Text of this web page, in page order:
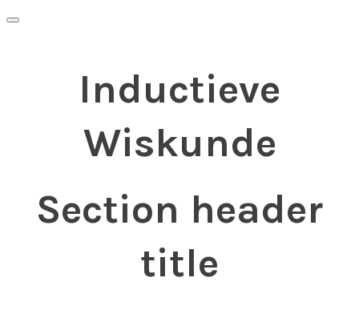
Inductieve
Wiskunde
Section header
title